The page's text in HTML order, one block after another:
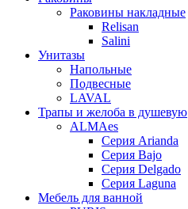
Раковины накладные
Relisan
Salini
Унитазы
Напольные
Подвесные
LAVAL
Трапы и желоба в душевую
ALMAes
Серия Arianda
Серия Bajo
Серия Delgado
Серия Laguna
Мебель для ванной